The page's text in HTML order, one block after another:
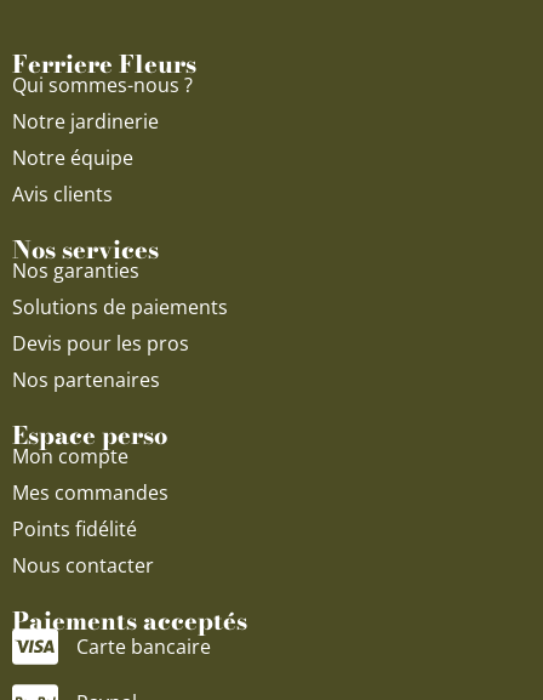
Ferriere Fleurs
Qui sommes-nous ?
Notre jardinerie
Notre équipe
Avis clients
Nos services
Nos garanties
Solutions de paiements
Devis pour les pros
Nos partenaires
Espace perso
Mon compte
Mes commandes
Points fidélité
Nous contacter
Paiements acceptés
Carte bancaire